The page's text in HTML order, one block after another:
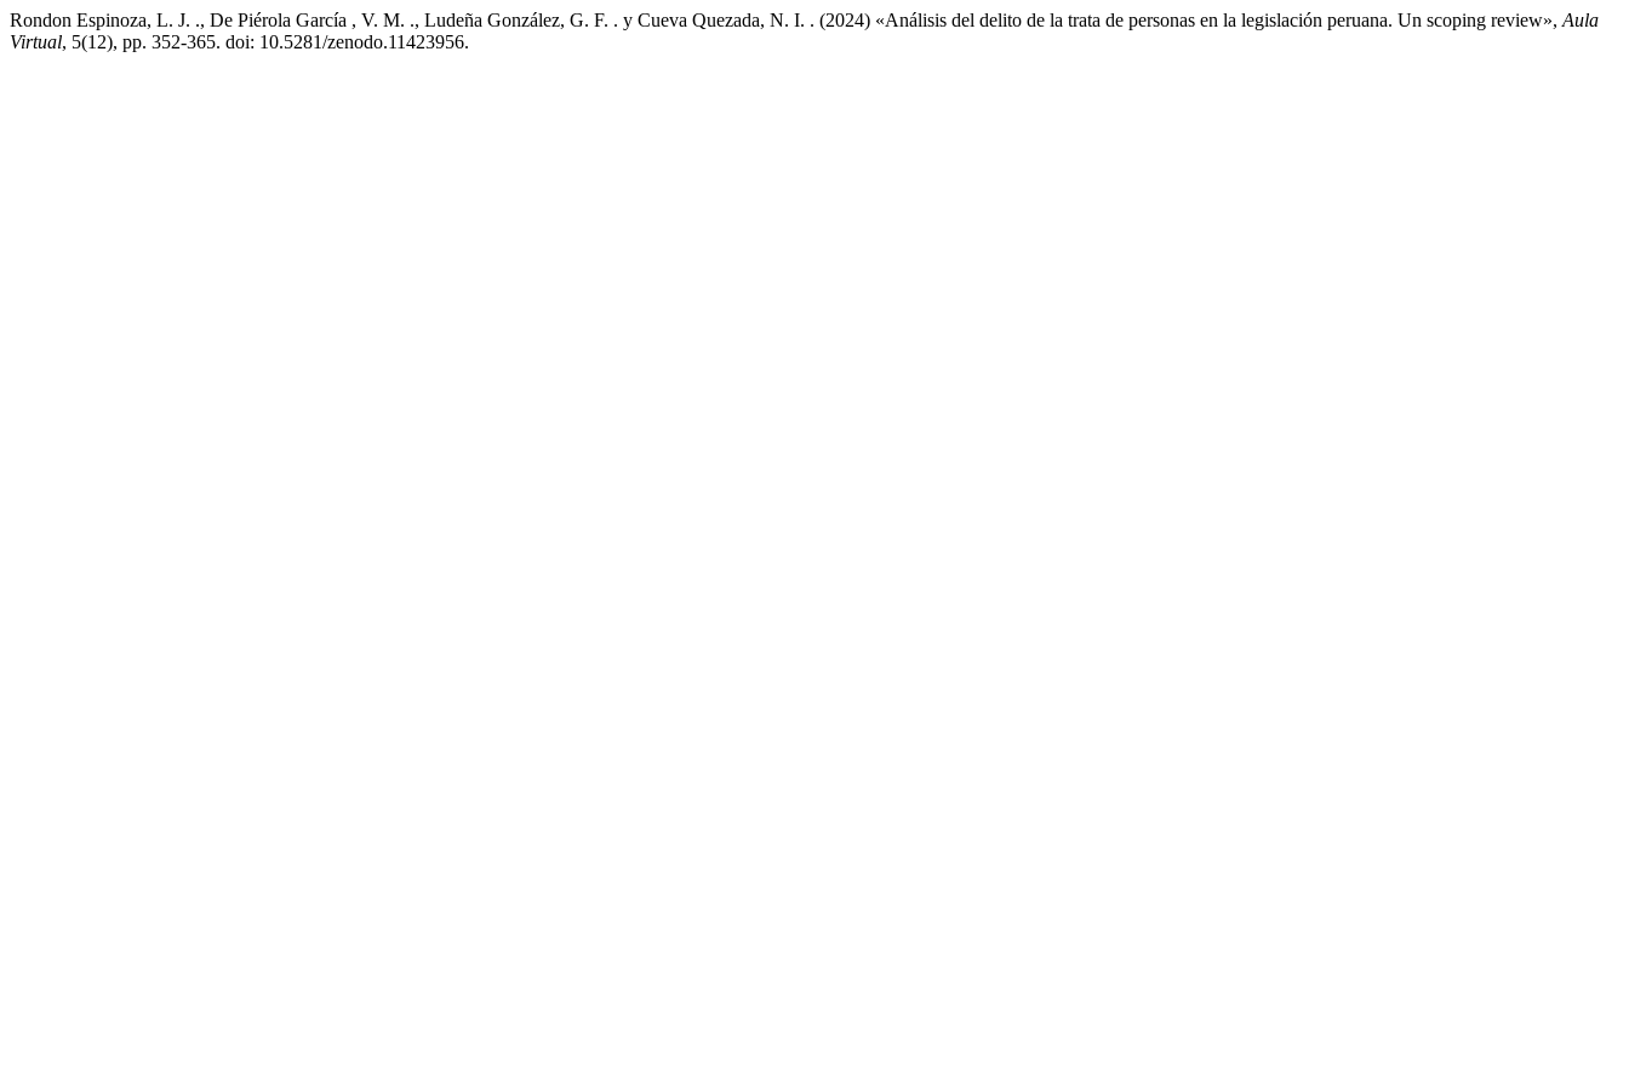
Rondon Espinoza, L. J. ., De Piérola García , V. M. ., Ludeña González, G. F. . y Cueva Quezada, N. I. . (2024) «Análisis del delito de la trata de personas en la legislación peruana. Un scoping review», Aula
Virtual, 5(12), pp. 352-365. doi: 10.5281/zenodo.11423956.